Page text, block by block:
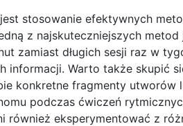
stosowanie efektywnych
z najskuteczniejszych
zamiast długich sesji raz w
informacji. Warto także skupić
konkretne fragmenty utworów
podczas ćwiczeń
również eksperymentować z